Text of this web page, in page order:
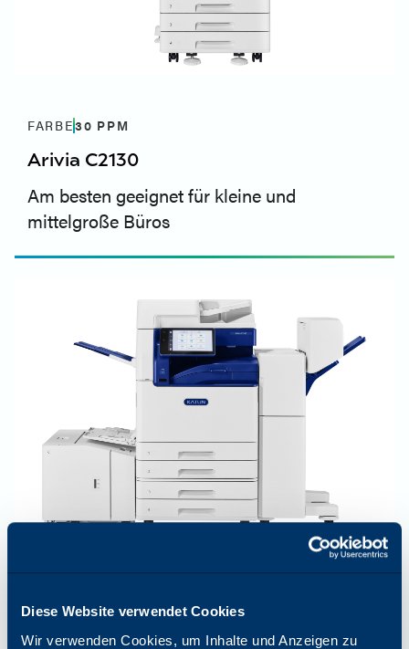
Diese Website verwendet Cookies
Wir verwenden Cookies, um Inhalte und Anzeigen zu
FARBE30 PPM
Arivia C2130
Am besten geeignet für kleine und
mittelgroße Büros
Arivia C3135